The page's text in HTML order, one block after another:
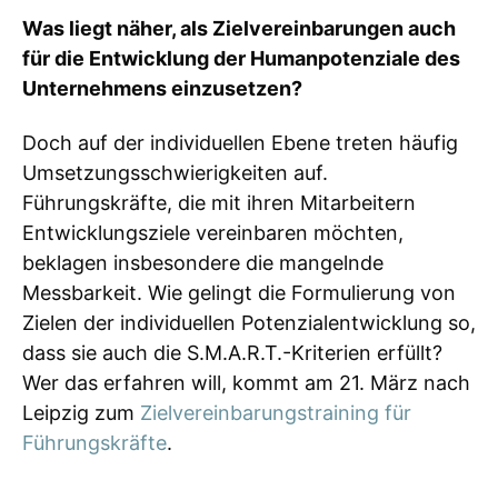
Was liegt näher, als Zielvereinbarungen auch
für die Entwicklung der Humanpotenziale des
Unternehmens einzusetzen?
Doch auf der individuellen Ebene treten häufig
Umsetzungsschwierigkeiten auf.
Führungskräfte, die mit ihren Mitarbeitern
Entwicklungsziele vereinbaren möchten,
beklagen insbesondere die mangelnde
Messbarkeit. Wie gelingt die Formulierung von
Zielen der individuellen Potenzialentwicklung so,
dass sie auch die S.M.A.R.T.-Kriterien erfüllt?
Wer das erfahren will, kommt am 21. März nach
Leipzig zum Zielvereinbarungstraining für
Führungskräfte.